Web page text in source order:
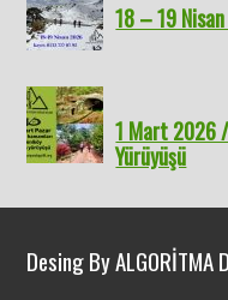
18 – 19
1 Mart 2026 /
Yürüyüşü
Desing By ALGORİTMA